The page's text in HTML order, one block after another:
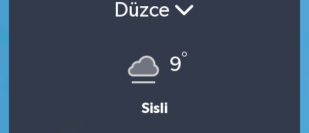
Düzce
9°
Sisli